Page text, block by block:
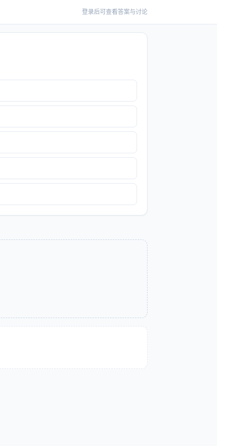
登录后可查看答案与讨论